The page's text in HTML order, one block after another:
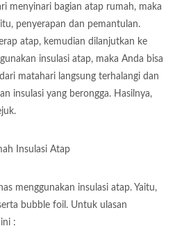
menyinari bagian atap rumah, maka
penyerapan dan pemantulan.
atap, kemudian dilanjutkan ke
insulasi atap, maka Anda bisa
matahari langsung terhalangi dan
insulasi yang berongga. Hasilnya,
Insulasi Atap
menggunakan insulasi atap. Yaitu,
bubble foil. Untuk ulasan
: